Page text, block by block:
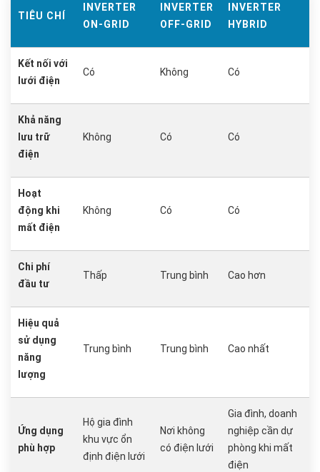
TIÊU CHÍ
INVERTER
ON-GRID
INVERTER
OFF-GRID
INVERTER
HYBRID
Kết nối với
lưới điện
Có Không Có
Khả năng
lưu trữ
điện
Không Có Có
Hoạt
động khi
mất điện
Không Có Có
Chi phí
đầu tư
Thấp Trung bình Cao hơn
Hiệu quả
sử dụng
năng
lượng
Trung bình Trung bình Cao nhất
Ứng dụng
phù hợp
Hộ gia đình
khu vực ổn
định điện lưới
Nơi không
có điện lưới
Gia đình, doanh
nghiệp cần dự
phòng khi mất
điện